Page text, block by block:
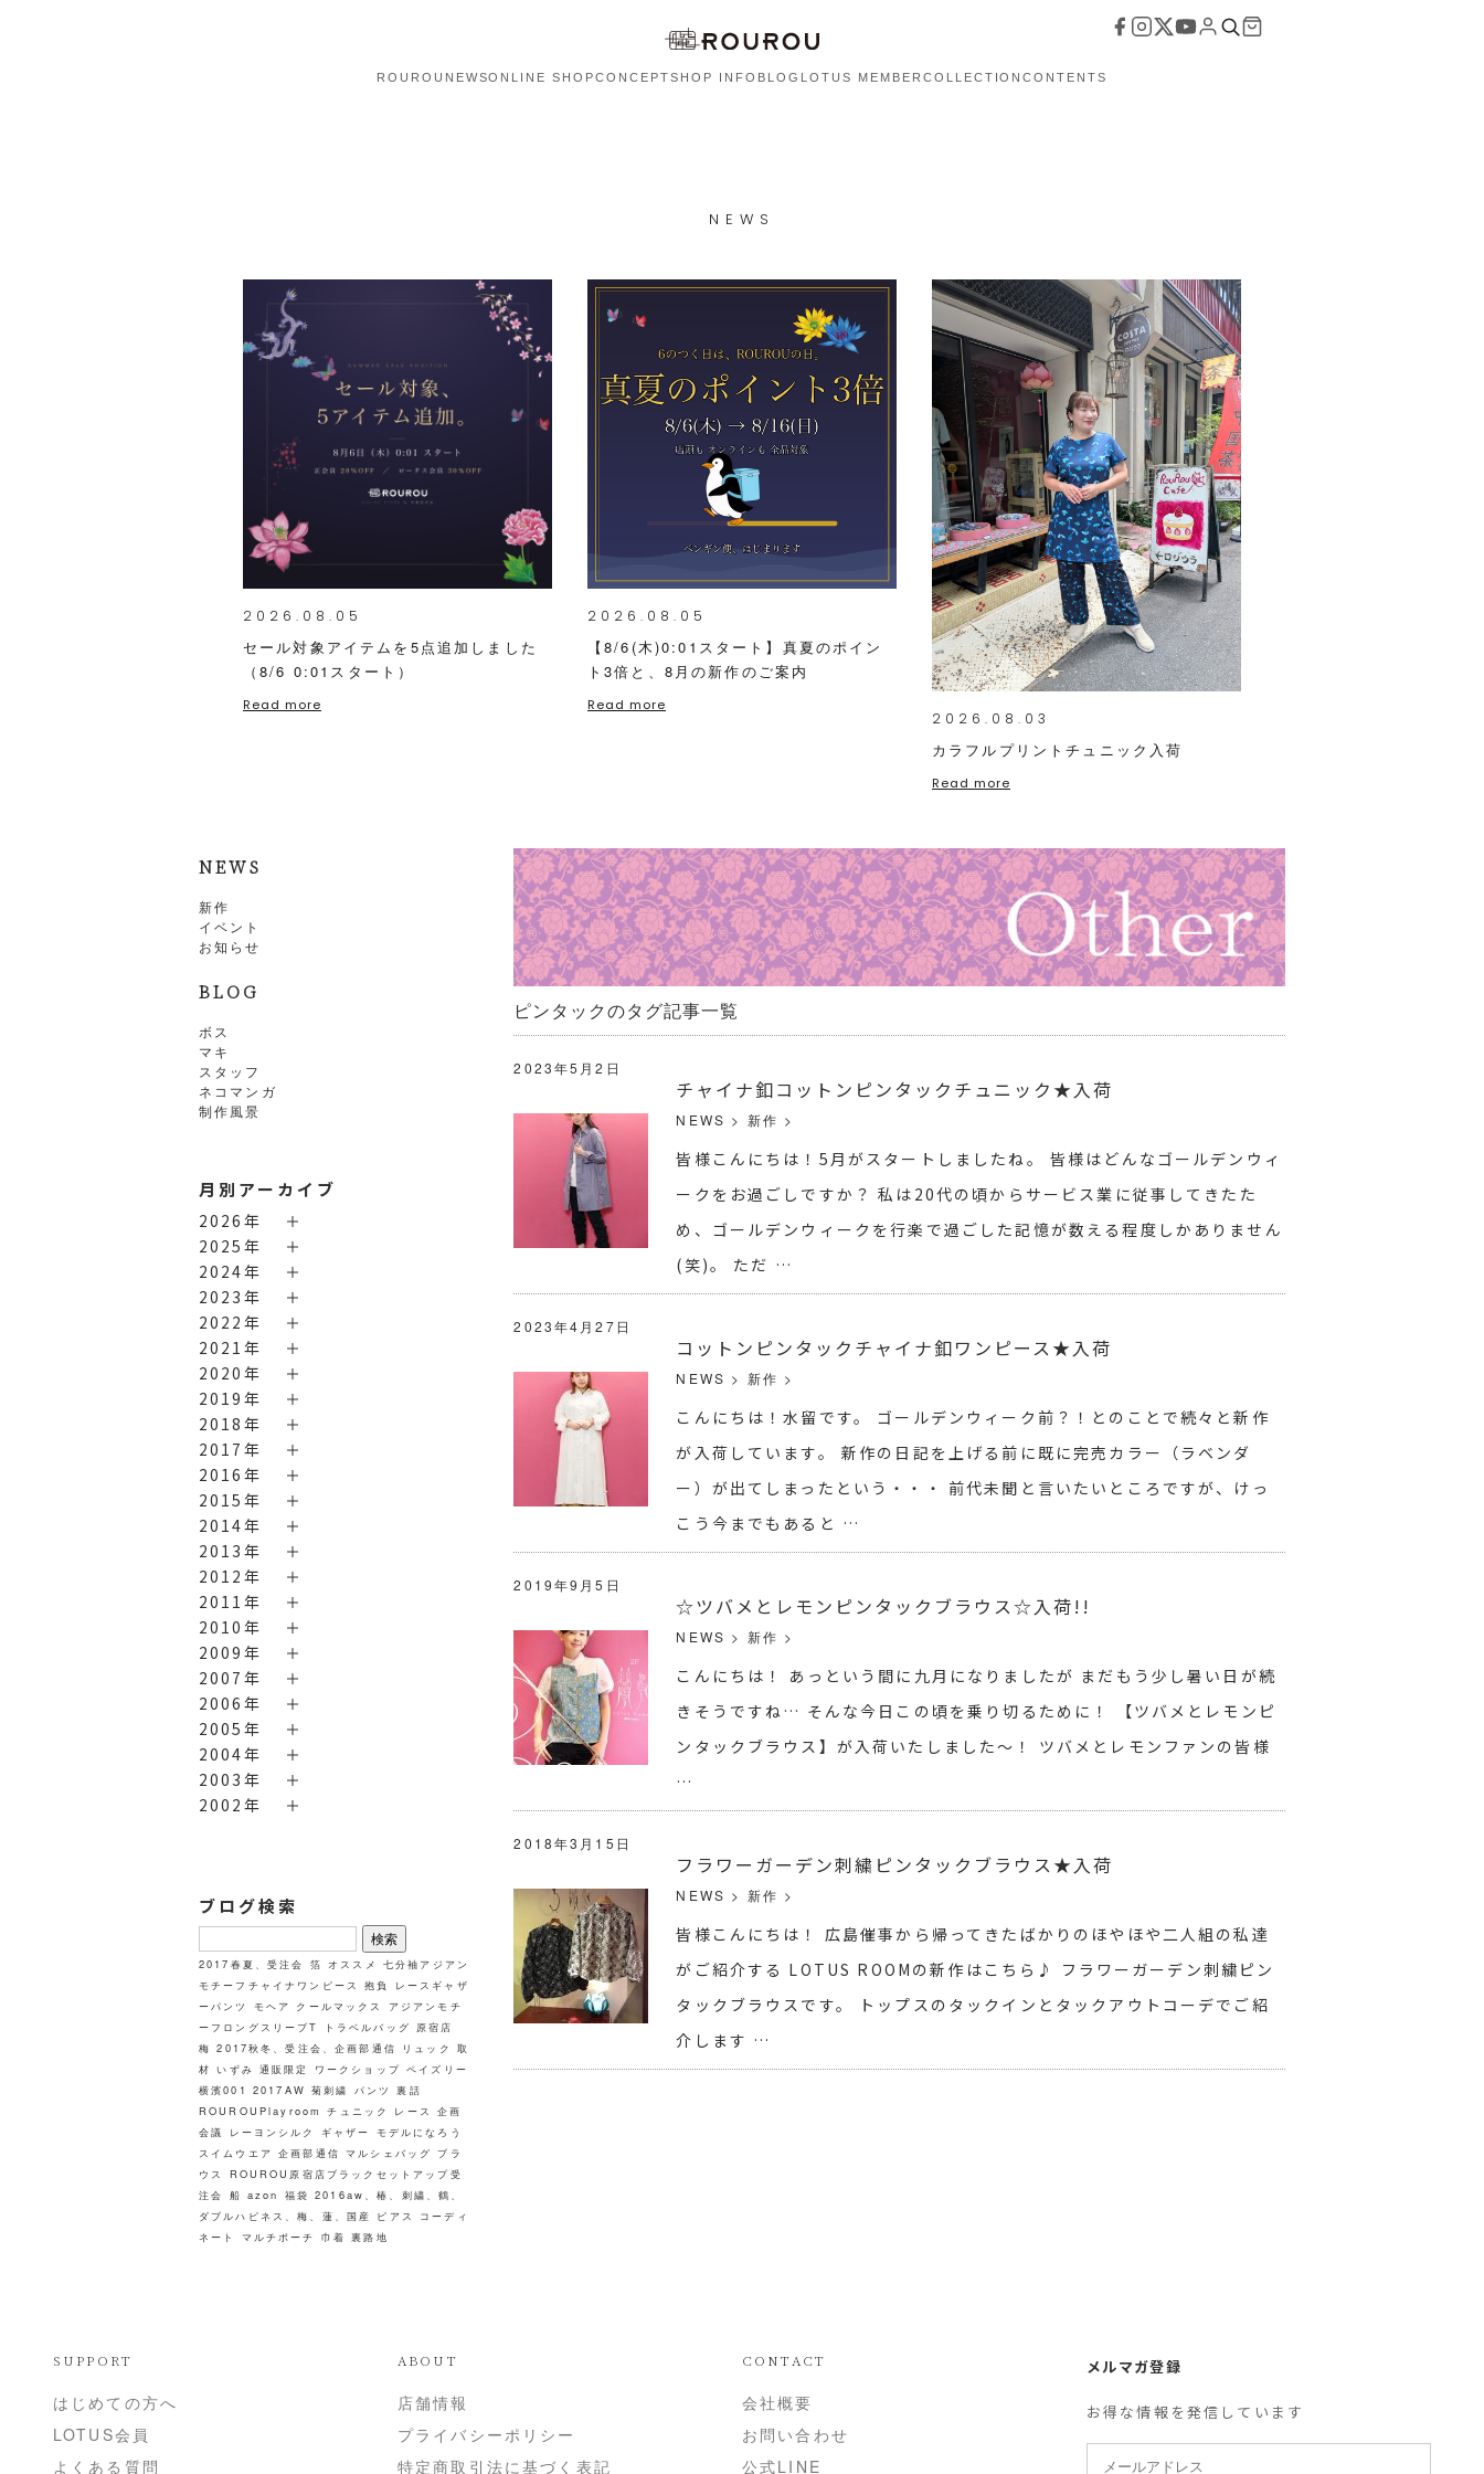
ROUROU NEWSONLINE SHOPCONCEPTSHOP INFO BLOG LOTUS MEMBER COLLECTIONCONTENTS
NEWS
2026.08.05
セール対象アイテムを5点追加しました
（8/6 0:01スタート）
Read more
2026.08.05
【8/6(木)0:01スタート】真夏のポイン
ト3倍と、8月の新作のご案内
Read more
2026.08.03
カラフルプリントチュニック入荷
Read more
NEWS
新作
イベント
お知らせ
BLOG
ボス
マキ
スタッフ
ネコマンガ
制作風景
月別アーカイブ
2026年
2025年
2024年
2023年
2022年
2021年
2020年
2019年
2018年
2017年
2016年
2015年
2014年
2013年
2012年
2011年
2010年
2009年
2007年
2006年
2005年
2004年
2003年
2002年
ブログ検索
検
索:
2017春夏、受注会 箔 オススメ
七分袖アジアン
モチーフチャイナワンピース 抱負
レースギャザ
ーパンツ
モヘア クールマックス
アジアンモチ
ーフロングスリーブT
トラベルバッグ 原宿店
梅 2017秋冬、受注会、企画部通信 リュック 取
材 いずみ 通販限定 ワークショップ ペイズリー
横濱001 2017AW 菊刺繍 パンツ
裏話
ROUROUPlayroom
チュニック レース 企画
会議
レーヨンシルク ギャザー
モデルになろう
スイムウエア 企画部通信 マルシェバッグ ブラ
ウス
ROUROU原宿店ブラックセットアップ受
注会 船 azon 福袋 2016aw、椿、刺繍、鶴、
ダブルハピネス、梅、蓮、国産 ピアス
コーディ
ネート
マルチポーチ 巾着 裏路地
ピンタックのタグ記事一覧
2023年5月2日
チャイナ釦コットンピンタックチュニック★入荷
NEWS > 新作 >
皆様こんにちは！5月がスタートしましたね。 皆様はどんなゴールデンウィ
ークをお過ごしですか？ 私は20代の頃からサービス業に従事してきたた
め、ゴールデンウィークを行楽で過ごした記憶が数える程度しかありません
(笑)。 ただ …
2023年4月27日
コットンピンタックチャイナ釦ワンピース★入荷
NEWS > 新作 >
こんにちは！水留です。 ゴールデンウィーク前？！とのことで続々と新作
が入荷しています。 新作の日記を上げる前に既に完売カラー（ラベンダ
ー）が出てしまったという・・・ 前代未聞と言いたいところですが、けっ
こう今までもあると …
2019年9月5日
☆ツバメとレモンピンタックブラウス☆入荷!!
NEWS > 新作 >
こんにちは！ あっという間に九月になりましたが まだもう少し暑い日が続
きそうですね… そんな今日この頃を乗り切るために！ 【ツバメとレモンピ
ンタックブラウス】が入荷いたしました～！ ツバメとレモンファンの皆様
…
2018年3月15日
フラワーガーデン刺繍ピンタックブラウス★入荷
NEWS > 新作 >
皆様こんにちは！ 広島催事から帰ってきたばかりのほやほや二人組の私達
がご紹介する LOTUS ROOMの新作はこちら♪ フラワーガーデン刺繍ピン
タックブラウスです。 トップスのタックインとタックアウトコーデでご紹
介します …
SUPPORT
はじめての方へ
LOTUS会員
よくある質問
ABOUT
店舗情報
プライバシーポリシー
特定商取引法に基づく表記
CONTACT
会社概要
お問い合わせ
公式LINE
メルマガ登録
お得な情報を発信しています